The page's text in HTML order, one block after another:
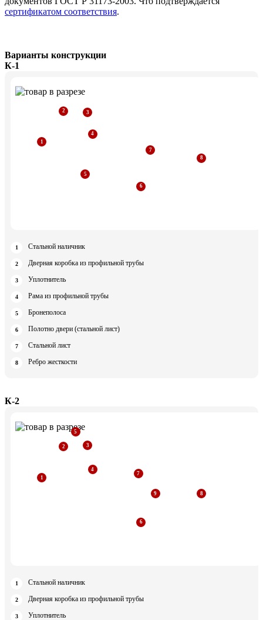
сертификатом соответствия.
Варианты конструкции
К-1
Стальной наличник
Дверная коробка из профильной трубы
Уплотнитель
Рама из профильной трубы
Бронеполоса
Полотно двери (стальной лист)
Стальной лист
Ребро жесткости
К-2
Стальной наличник
Дверная коробка из профильной трубы
Уплотнитель